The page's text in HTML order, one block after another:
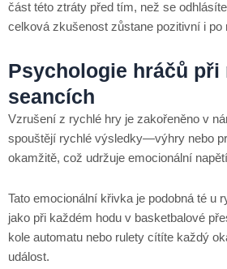
část této ztráty před tím, než se
celková zkušenost zůstane pozitivní i po
Psychologie hráčů při
seancích
Vzrušení z rychlé hry je zakořeněno v
spouštějí rychlé výsledky—výhry nebo
okamžitě, což udržuje emocionální
Tato emocionální křivka je podobná té u
jako při každém hodu v basketbalové
kole automatu nebo rulety cítíte každý
událost.